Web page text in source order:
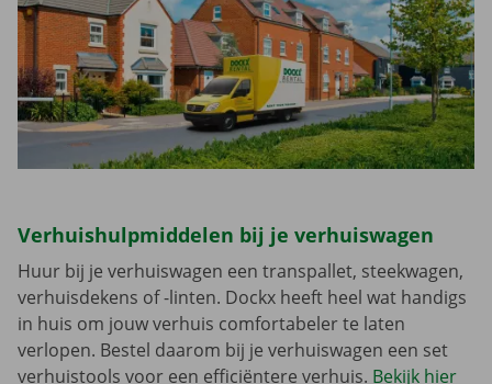
Verhuishulpmiddelen bij je verhuiswagen
Huur bij je verhuiswagen een transpallet, steekwagen,
verhuisdekens of -linten. Dockx heeft heel wat handigs
in huis om jouw verhuis comfortabeler te laten
verlopen. Bestel daarom bij je verhuiswagen een set
verhuistools voor een efficiëntere verhuis. Bekijk hier